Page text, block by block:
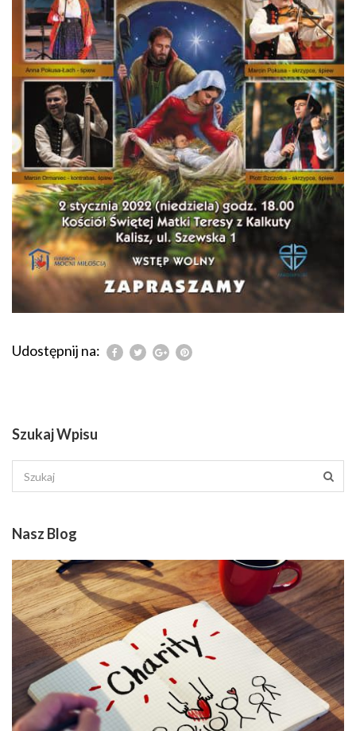
Udostępnij na:
Szukaj Wpisu
Nasz Blog